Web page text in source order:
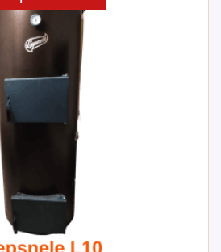
inițial
fost:
9.500,00 lei.